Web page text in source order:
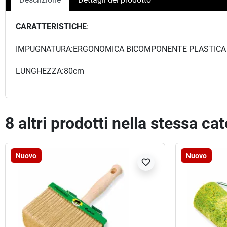
CARATTERISTICHE:
IMPUGNATURA:ERGONOMICA BICOMPONENTE
LUNGHEZZA:80cm
8 altri prodotti nella stessa
Nuovo
favorite_border
Nuovo